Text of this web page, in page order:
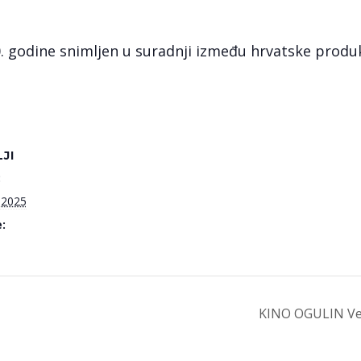
snimljen u suradnji između hrvatske
KINO OGULIN